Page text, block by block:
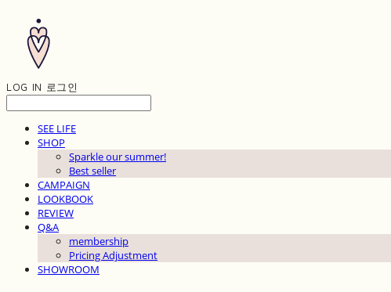
LOG IN 로그인
SEE LIFE
SHOP
Sparkle our summer!
Best seller
CAMPAIGN
LOOKBOOK
REVIEW
Q&A
membership
Pricing Adjustment
SHOWROOM